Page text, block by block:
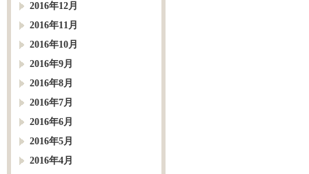
2016年12月
2016年11月
2016年10月
2016年9月
2016年8月
2016年7月
2016年6月
2016年5月
2016年4月